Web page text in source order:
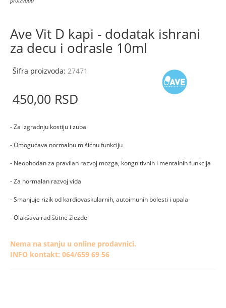
Ave Vit D kapi - dodatak ishrani
za decu i odrasle 10ml
Šifra proizvoda: 27471
450,00 RSD
- Za izgradnju kostiju i zuba
- Omogućava normalnu mišićnu funkciju
- Neophodan za pravilan razvoj mozga, kongnitivnih i mentalnih funkcija
- Za normalan razvoj vida
- Smanjuje rizik od kardiovaskularnih, autoimunih bolesti i upala
- Olakšava rad štitne žlezde
Nema na stanju u online prodavnici.
INFO kontakt: 064/659 69 56